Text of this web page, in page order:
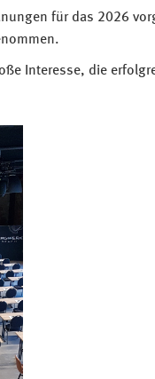
für das 2026
Interesse, die